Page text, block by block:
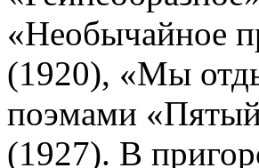
«Необычайное
(1920), «Мы
поэмами
(1927). В